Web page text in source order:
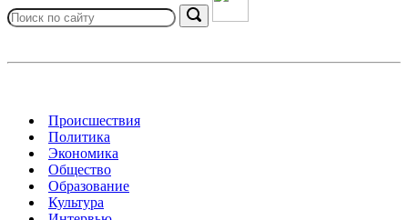
for:
Search
Происшествия
Политика
Экономика
Общество
Образование
Культура